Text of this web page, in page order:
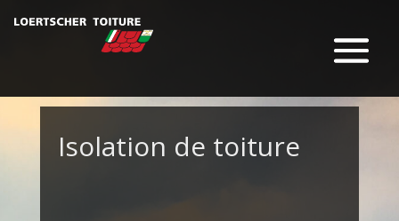
Isolation de toiture